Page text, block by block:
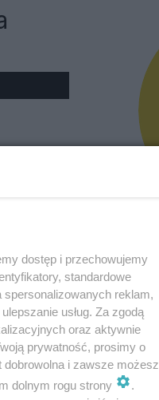
dostęp i przechowujemy
standardowe
spersonalizowanych reklam,
usług. Za zgodą
oraz aktywnie
prywatność, prosimy o
dobrowolna i zawsze możesz
dolnym rogu strony
.